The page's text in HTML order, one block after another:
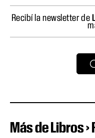
Recibí la newsletter de
Más de Libros ›